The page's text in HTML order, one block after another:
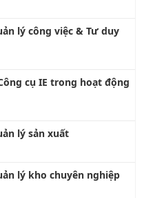
lý công việc & Tư duy
cụ IE trong hoạt động
lý sản xuất
lý kho chuyên nghiệp